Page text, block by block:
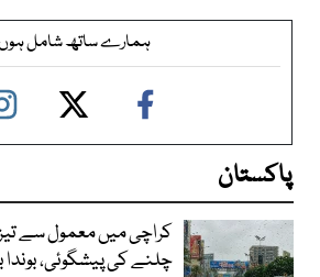
ہمارے ساتھ شامل
پاکستان
کراچی میں معمول سے
چلنے کی پیشگوئی، بوندا